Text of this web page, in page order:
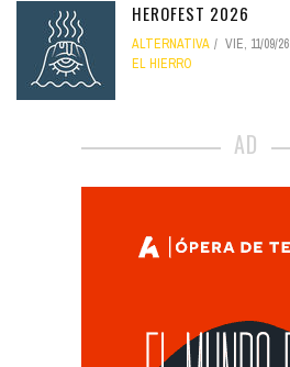
HEROFEST 2026
ALTERNATIVA VIE, 11/09/26
EL HIERRO
AD